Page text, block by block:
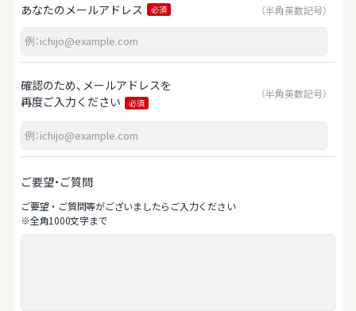
あなたのメールアドレス 必須 （半角英数記号）
確認のため、メールアドレスを
再度ご入力ください
必須
（半角英数記号）
ご要望・ご質問
ご要望‧ご質問等がございましたらご⼊⼒ください
※全⾓1000⽂字まで